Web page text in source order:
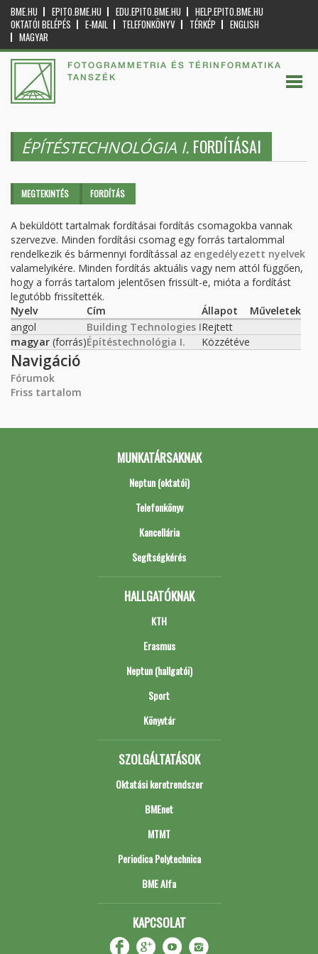
BME.HU EPITO.BME.HU EDU.EPITO.BME.HU
HELP.EPITO.BME.HU
OKTATÓI BELÉPÉS
E-MAIL TELEFONKÖNYV TÉRKÉP
ENGLISH
MAGYAR
FOTOGRAMMETRIA ÉS TÉRINFORMATIKA
TANSZÉK
ÉPÍTÉSTECHNOLÓGIA I. FORDÍTÁSAI
Elsődleges fülek
MEGTEKINTÉS FORDÍTÁS
A beküldött tartalmak fordításai fordítás csomagokba vannak
szervezve. Minden fordítási csomag egy forrás tartalommal
rendelkezik és bármennyi fordítással az engedélyezett nyelvek
valamelyikére. Minden fordítás aktuális vagy nem attól függően,
hogy a forrás tartalom jelentősen frissült-e, mióta a fordítást
legutóbb frissítették.
Nyelv
Cím Állapot
Műveletek
angol
Building Technologies IRejtett
magyar (forrás)Építéstechnológia I. Közzétéve
Navigáció
Fórumok
Friss tartalom
MUNKATÁRSAKNAK
Neptun (oktatói)
Telefonkönyv
Kancellária
Segítségkérés
HALLGATÓKNAK
KTH
Erasmus
Neptun (hallgatói)
Sport
Könyvtár
SZOLGÁLTATÁSOK
Oktatási keretrendszer
BMEnet
MTMT
Periodica Polytechnica
BME Alfa
KAPCSOLAT